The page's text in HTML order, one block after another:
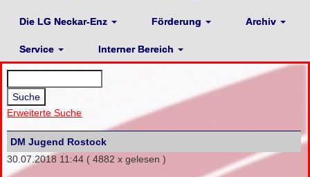
Die LG Neckar-Enz Förderung Archiv
Service Interner Bereich
Erweiterte Suche
DM Jugend Rostock
30.07.2018 11:44 ( 4882 x gelesen )